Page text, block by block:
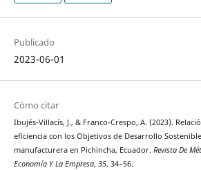
Publicado
2023-06-01
Cómo citar
Ibujés-Villacís, J., & Franco-Crespo, A. (2023).
eficiencia con los Objetivos de Desarrollo
manufacturera en Pichincha, Ecuador. Revista De
Economía Y La Empresa, 35, 34–56.